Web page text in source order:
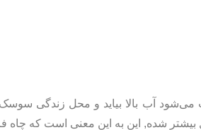
آب بالا بیاید و محل زندگی
شده, این به این معنی است که چاه